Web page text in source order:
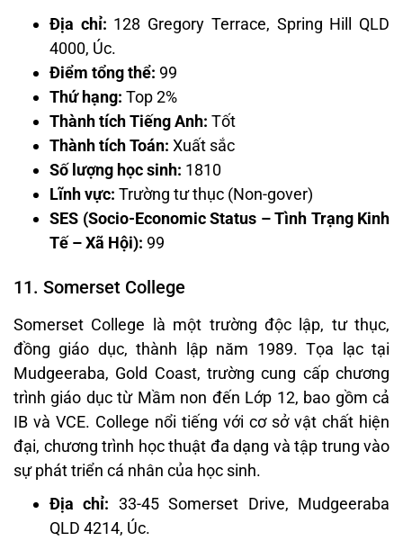
Địa chỉ: 128 Gregory Terrace, Spring Hill QLD
4000, Úc.
Điểm tổng thể: 99
Thứ hạng: Top 2%
Thành tích Tiếng Anh: Tốt
Thành tích Toán: Xuất sắc
Số lượng học sinh: 1810
Lĩnh vực: Trường tư thục (Non-gover)
SES (Socio-Economic Status – Tình Trạng Kinh
Tế – Xã Hội): 99
11. Somerset College
Somerset College là một trường độc lập, tư thục,
đồng giáo dục, thành lập năm 1989. Tọa lạc tại
Mudgeeraba, Gold Coast, trường cung cấp chương
trình giáo dục từ Mầm non đến Lớp 12, bao gồm cả
IB và VCE. College nổi tiếng với cơ sở vật chất hiện
đại, chương trình học thuật đa dạng và tập trung vào
sự phát triển cá nhân của học sinh.
Địa chỉ: 33-45 Somerset Drive, Mudgeeraba
QLD 4214, Úc.